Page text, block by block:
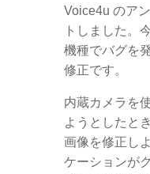
Voice4u のア
トしました。
機種でバグを
修正です。
内蔵カメラを
ようとしたと
画像を修正し
ケーションが